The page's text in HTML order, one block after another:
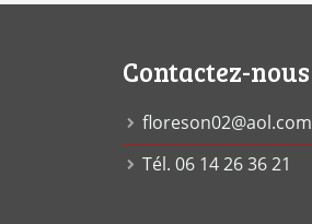
Contactez-nous
floreson02@aol.com
Tél. 06 14 26 36 21